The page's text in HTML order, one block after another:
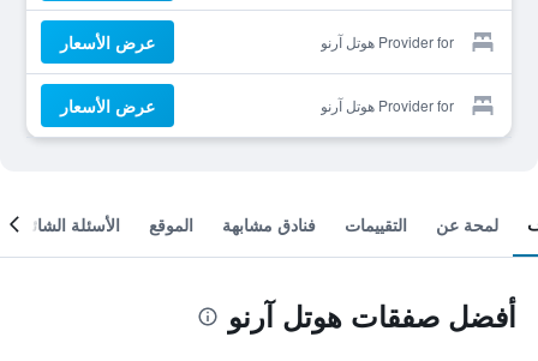
Provider for هوتل آرنو عرض الأسعار
Provider for هوتل آرنو عرض الأسعار
لمحة عن التقييمات فنادق مشابهة الموقع الأسئلة الشائعة
أفضل صفقات هوتل آرنو